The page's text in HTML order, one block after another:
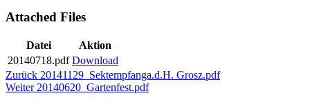
Attached Files
Datei
Aktion
20140718.pdf Download
Beitragsnavigation
Zurück Vorheriger
Beitrag:
20141129_Sektempfanga.d.H. Grosz.pdf
Weiter Nächster
20140620_Gartenfest.pdf